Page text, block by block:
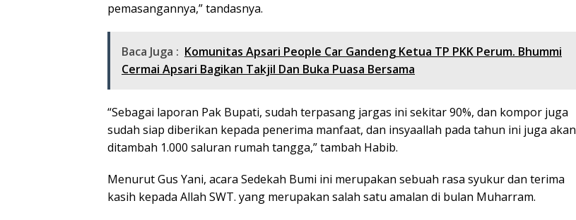
pemasangannya,” tandasnya.
Baca Juga : Komunitas Apsari People Car Gandeng Ketua TP PKK Perum. Bhummi
Cermai Apsari Bagikan Takjil Dan Buka Puasa Bersama
“Sebagai laporan Pak Bupati, sudah terpasang jargas ini sekitar 90%, dan kompor juga
sudah siap diberikan kepada penerima manfaat, dan insyaallah pada tahun ini juga akan
ditambah 1.000 saluran rumah tangga,” tambah Habib.
Menurut Gus Yani, acara Sedekah Bumi ini merupakan sebuah rasa syukur dan terima
kasih kepada Allah SWT. yang merupakan salah satu amalan di bulan Muharram.